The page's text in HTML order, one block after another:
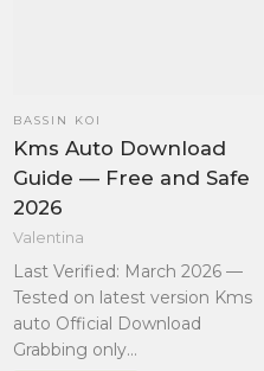
BASSIN KOI
Kms Auto Download
Guide — Free and Safe
2026
Valentina
Last Verified: March 2026 —
Tested on latest version Kms
auto Official Download
Grabbing only…